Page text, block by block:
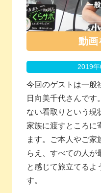
動画
2019
今回のゲストは一般
日向美千代さんです
ない看取りという現
家族に渡すところに
ます。ご本人やご家
らえ、すべての人が
と感じて旅立てるよ
す。